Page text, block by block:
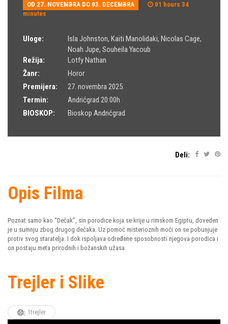
OD 27. NOVEMBRA DO 03. DECEMBRA
01 hours 34
minutes
Uloge: Isla Johnston, Kaiti Manolidaki, Nicolas Cage,
Noah Jupe, Souheila Yacoub
Režija:
Lotfy Nathan
Žanr:
Horor
Premijera:
27. novembra 2025.
Termin:
Andrićgrad 20:00h
BIOSKOP:
Bioskop Andrićgrad
Deli:
Opis Filma
Poznat samo kao “Dečak”, sin porodice koja se krije u rimskom Egiptu, doveden
je u sumnju zbog drugog dečaka. Uz pomoć misterioznih moći on se pobunjuje
protiv svog staratelja. I dok ispoljava određene sposobnosti njegova porodica i
on postaju meta prirodnih i božanskih užasa.
Trejler i Slike
1trejler